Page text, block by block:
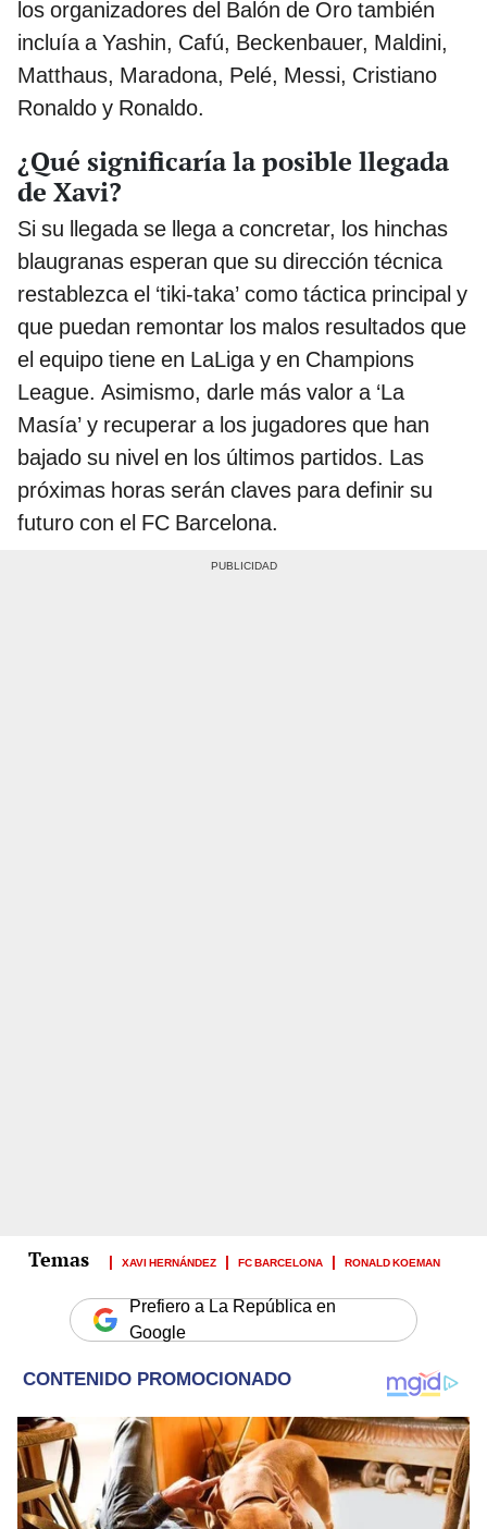
los organizadores del Balón de Oro también
incluía a Yashin, Cafú, Beckenbauer, Maldini,
Matthaus, Maradona, Pelé, Messi, Cristiano
Ronaldo y Ronaldo.
¿Qué significaría la posible llegada
de Xavi?
Si su llegada se llega a concretar, los hinchas
blaugranas esperan que su dirección técnica
restablezca el ‘tiki-taka’ como táctica principal y
que puedan remontar los malos resultados que
el equipo tiene en LaLiga y en Champions
League. Asimismo, darle más valor a ‘La
Masía’ y recuperar a los jugadores que han
bajado su nivel en los últimos partidos. Las
próximas horas serán claves para definir su
futuro con el FC Barcelona.
XAVI HERNÁNDEZ FC BARCELONA RONALD KOEMAN
Prefiero a La República en
Google